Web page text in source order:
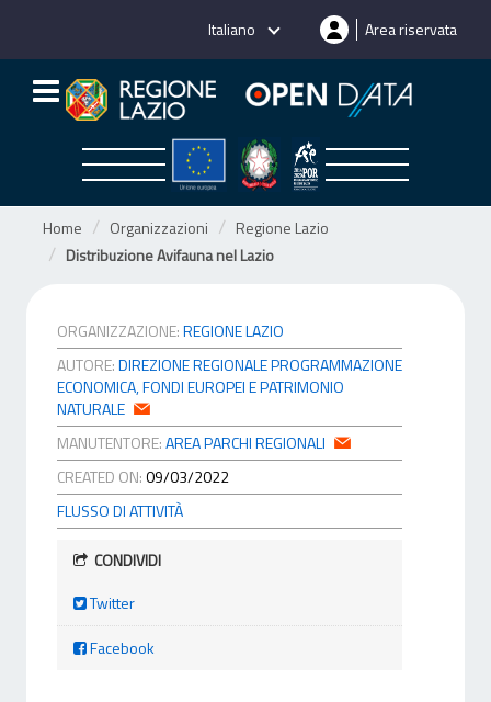
Italiano Area riservata
Home Organizzazioni
Regione Lazio
Distribuzione Avifauna nel Lazio
ORGANIZZAZIONE:REGIONE LAZIO
AUTORE:DIREZIONE REGIONALE PROGRAMMAZIONE
ECONOMICA, FONDI EUROPEI E PATRIMONIO
NATURALE
MANUTENTORE:AREA PARCHI REGIONALI
CREATED ON:09/03/2022
FLUSSO DI ATTIVITÀ
CONDIVIDI
Twitter
Facebook